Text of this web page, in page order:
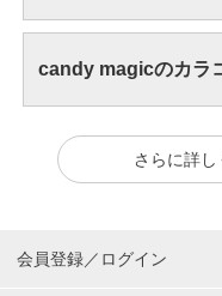
candy magicのカラ
さらに詳
会員登録／ログイン